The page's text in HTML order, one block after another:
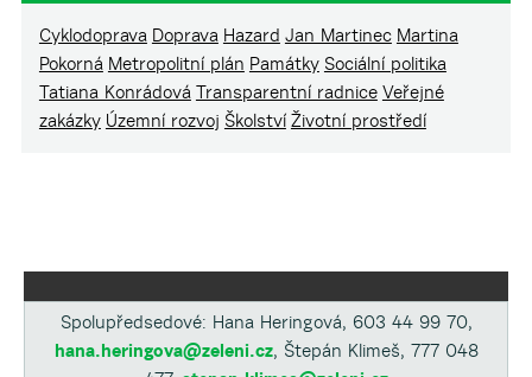
Cyklodoprava Doprava Hazard Jan Martinec Martina
Pokorná Metropolitní plán Památky Sociální politika
Tatiana Konrádová Transparentní radnice Veřejné
zakázky Územní rozvoj Školství Životní prostředí
Spolupředsedové: Hana Heringová, 603 44 99 70,
hana.heringova@zeleni.cz, Štepán Klimeš, 777 048